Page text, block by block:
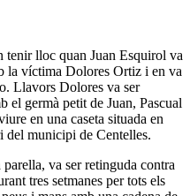
tenir lloc quan Juan Esquirol va
la víctima Dolores Ortiz i en va
Llavors Dolores va ser
el germà petit de Juan, Pascual
en una caseta situada en
del municipi de Centelles.
va ser retinguda contra
tres setmanes per tots els